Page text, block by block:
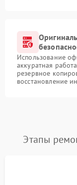
Использование
аккуратная
резервное
восстановление
Этапы